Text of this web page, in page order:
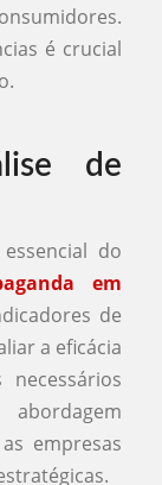
é crucial
de
do
em
de
a eficácia
empresas